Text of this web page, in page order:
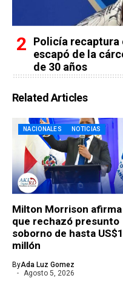
Policía recaptura
escapó de la
de 30 años
Related Articles
NACIONALES NOTICIAS
Milton Morrison afirma
que rechazó presunto
soborno de hasta US$1
millón
ByAda Luz Gomez
Agosto 5, 2026